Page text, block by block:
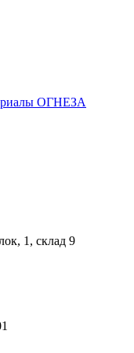
ОГНЕЗА
1, склад 9